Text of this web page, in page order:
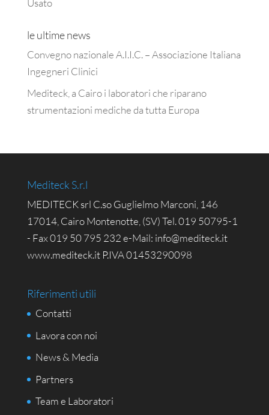
le ultime news
Convegno nazionale A.I.I.C. – Associazione Italiana
Ingegneri Clinici
Mediteck, a Cairo i laboratori che riparano
strumentazioni mediche da tutta Europa
Mediteck S.r.l
MEDITECK srl C.so Guglielmo Marconi, 146
17014, Cairo Montenotte, (SV) Tel. 019 50795-1
- Fax 019 50 795 232 e-Mail: info@mediteck.it
www.mediteck.it P.IVA 01453290098
Riferimenti utili
Contatti
Lavora con noi
News & Media
Partners
Team e Laboratori